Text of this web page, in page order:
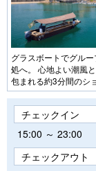
グラスボートでグル
処へ。 心地よい潮風
包まれる約3分間のシ
チェックイン
15:00 ～ 23:00
チェックアウト